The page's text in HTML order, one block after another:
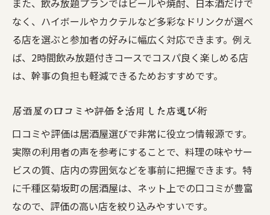
なく、ハイボールやカクテルなど多彩なドリンクが選べ
る店を選ぶと参加者の好みに幅広く対応できます。例え
ば、2時間飲み放題付きコースでコスパ良く楽しめる店
は、幹事の負担も軽減できるためおすすめです。
居酒屋の口コミや評価を活用した店選び術
口コミや評価は居酒屋選びで非常に役立つ情報源です。
実際の利用者の声を参考にすることで、料理の味やサー
ビスの質、店内の雰囲気などを事前に把握できます。特
に千種区菊坂町の居酒屋は、ネット上での口コミが豊富
なので、評価の高い店を絞り込みやすいです。